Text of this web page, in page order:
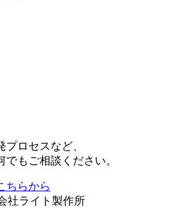
ロセスなど、
もご相談ください。
ちらから
社ライト製作所